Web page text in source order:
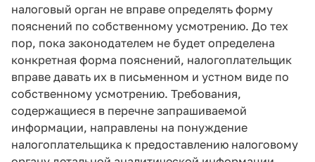
налоговый орган не вправе определять форму
пояснений по собственному усмотрению. До тех
пор, пока законодателем не будет определена
конкретная форма пояснений, налогоплательщик
вправе давать их в письменном и устном виде по
собственному усмотрению. Требования,
содержащиеся в перечне запрашиваемой
информации, направлены на понуждение
налогоплательщика к предоставлению налоговому